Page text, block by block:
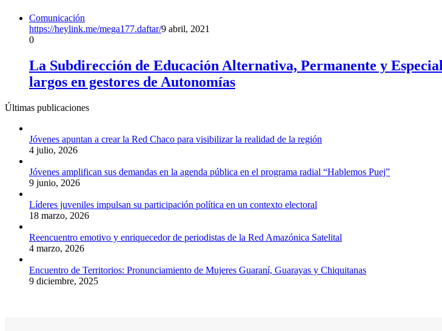
Comunicación
https://heylink.me/mega177.daftar/9 abril, 2021
0
La Subdirección de Educación Alternativa, Permanente y
largos en gestores de Autonomías
Últimas publicaciones
Jóvenes apuntan a crear la Red Chaco para visibilizar la realidad de la región
4 julio, 2026
Jóvenes amplifican sus demandas en la agenda pública en el programa radial “Hablemos Puej”
9 junio, 2026
Líderes juveniles impulsan su participación política en un contexto electoral
18 marzo, 2026
Reencuentro emotivo y enriquecedor de periodistas de la Red Amazónica Satelital
4 marzo, 2026
Encuentro de Territorios: Pronunciamiento de Mujeres Guaraní, Guarayas y Chiquitanas
9 diciembre, 2025